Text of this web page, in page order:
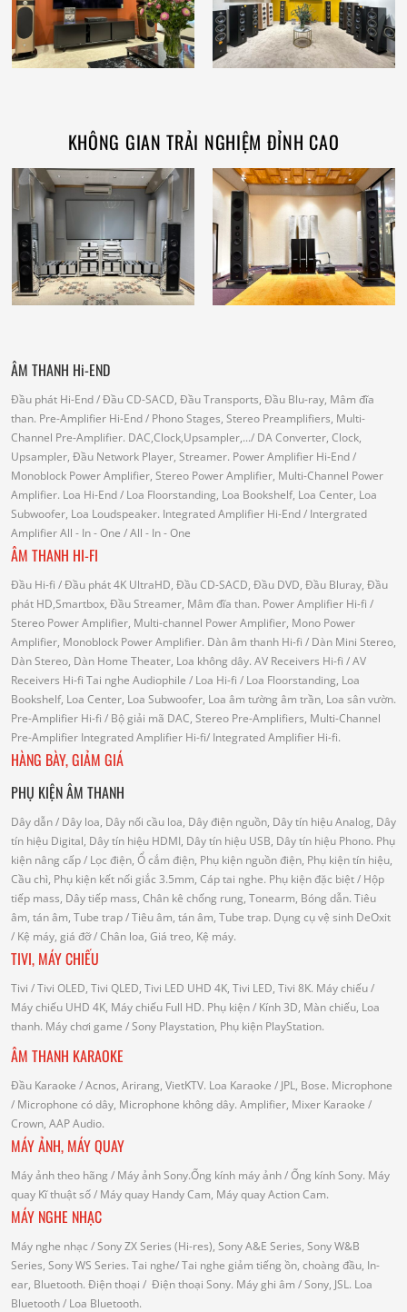
KHÔNG GIAN TRẢI NGHIỆM ĐỈNH CAO
ÂM THANH Hi-END
Đầu phát Hi-End/ Đầu CD-SACD, Đầu Transports, Đầu Blu-ray, Mâm đĩa
than. Pre-Amplifier Hi-End/ Phono Stages, Stereo Preamplifiers, Multi-
Channel Pre-Amplifier. DAC,Clock,Upsampler,.../ DA Converter, Clock,
Upsampler, Đầu Network Player, Streamer. Power Amplifier Hi-End/
Monoblock Power Amplifier, Stereo Power Amplifier, Multi-Channel Power
Amplifier. Loa Hi-End/ Loa Floorstanding, Loa Bookshelf, Loa Center, Loa
Subwoofer, Loa Loudspeaker. Integrated Amplifier Hi-End/ Intergrated
AmplifierAll - In - One / All - In - One
ÂM THANH HI-FI
Đầu Hi-fi / Đầu phát 4K UltraHD, Đầu CD-SACD, Đầu DVD, Đầu Bluray, Đầu
phát HD,Smartbox, Đầu Streamer, Mâm đĩa than. Power Amplifier Hi-fi /
Stereo Power Amplifier, Multi-channel Power Amplifier, Mono Power
Amplifier, Monoblock Power Amplifier. Dàn âm thanh Hi-fi / Dàn Mini Stereo,
Dàn Stereo, Dàn Home Theater, Loa không dây. AV Receivers Hi-fi / AV
Receivers Hi-fi Tai nghe Audiophile / Loa Hi-fi / Loa Floorstanding, Loa
Bookshelf, Loa Center, Loa Subwoofer, Loa âm tường âm trần, Loa sân vườn.
Pre-Amplifier Hi-fi / Bộ giải mã DAC, Stereo Pre-Amplifiers, Multi-Channel
Pre-Amplifier Integrated Amplifier Hi-fi/ Integrated Amplifier Hi-fi.
HÀNG BÀY, GIẢM GIÁ
PHỤ KIỆN ÂM THANH
Dây dẫn/ Dây loa, Dây nối cầu loa, Dây điện nguồn, Dây tín hiệu Analog, Dây
tín hiệu Digital, Dây tín hiệu HDMI, Dây tín hiệu USB, Dây tín hiệu Phono. Phụ
kiện nâng cấp/ Lọc điện, Ổ cắm điện, Phụ kiện nguồn điện, Phụ kiện tín hiệu,
Cầu chì, Phụ kiện kết nối giắc 3.5mm, Cáp tai nghe. Phụ kiện đặc biệt/ Hộp
tiếp mass, Dây tiếp mass, Chân kê chống rung, Tonearm, Bóng dẫn. Tiêu
âm, tán âm, Tube trap/ Tiêu âm, tán âm, Tube trap. Dụng cụ vệ sinh DeOxit
/ Kệ máy, giá đỡ/ Chân loa, Giá treo, Kệ máy.
TIVI, MÁY CHIẾU
Tivi / Tivi OLED, Tivi QLED, Tivi LED UHD 4K, Tivi LED, Tivi 8K. Máy chiếu/
Máy chiếu UHD 4K, Máy chiếu Full HD. Phụ kiện/ Kính 3D, Màn chiếu, Loa
thanh. Máy chơi game / Sony Playstation, Phụ kiện PlayStation.
ÂM THANH KARAOKE
Đầu Karaoke / Acnos, Arirang, VietKTV. Loa Karaoke / JPL, Bose. Microphone
/ Microphone có dây, Microphone không dây. Amplifier, Mixer Karaoke /
Crown, AAP Audio.
MÁY ẢNH, MÁY QUAY
Máy ảnh theo hãng / Máy ảnh Sony.Ống kính máy ảnh / Ống kính Sony. Máy
quay Kĩ thuật số/ Máy quay Handy Cam, Máy quay Action Cam.
MÁY NGHE NHẠC
Máy nghe nhạc / Sony ZX Series (Hi-res), Sony A&E Series, Sony W&B
Series, Sony WS Series. Tai nghe/ Tai nghe giảm tiếng ồn, choàng đầu, In-
ear, Bluetooth. Điện thoại / Điện thoại Sony. Máy ghi âm / Sony, JSL. Loa
Bluetooth/ Loa Bluetooth.